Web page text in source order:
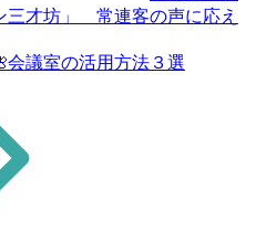
三才坊」 常連客の声に応え
会議室の活用方法３選